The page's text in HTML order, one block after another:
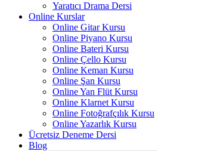
Yaratıcı Drama Dersi
Online Kurslar
Online Gitar Kursu
Online Piyano Kursu
Online Bateri Kursu
Online Çello Kursu
Online Keman Kursu
Online Şan Kursu
Online Yan Flüt Kursu
Online Klarnet Kursu
Online Fotoğrafçılık Kursu
Online Yazarlık Kursu
Ücretsiz Deneme Dersi
Blog